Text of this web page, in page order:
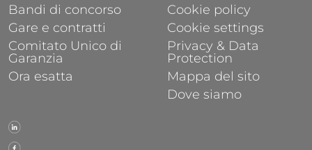
Bandi di concorso
Gare e contratti
Comitato Unico di
Garanzia
Ora esatta
Cookie policy
Cookie settings
Privacy & Data
Protection
Mappa del sito
Dove siamo